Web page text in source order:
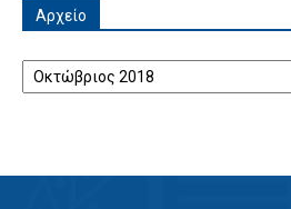
Αρχείο
Αρχείο